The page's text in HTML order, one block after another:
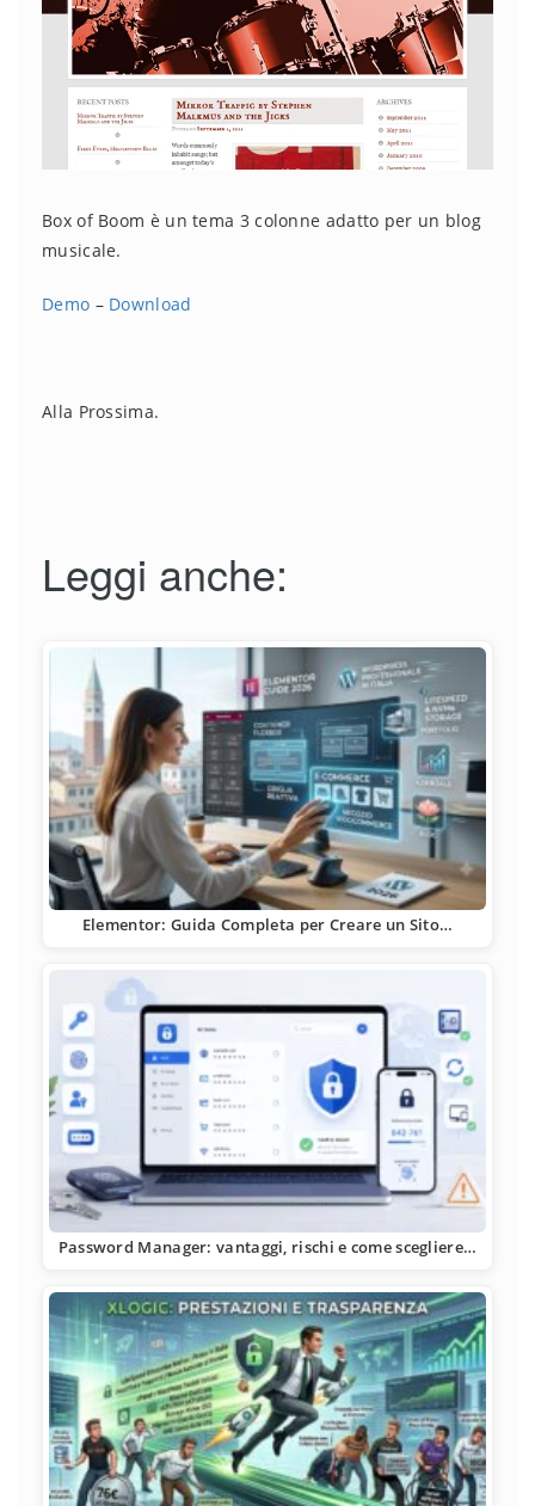
Box of Boom è un tema 3 colonne adatto per un blog
musicale.
Demo – Download
Alla Prossima.
Leggi anche:
Elementor: Guida Completa per Creare un Sito…
Password Manager: vantaggi, rischi e come scegliere…